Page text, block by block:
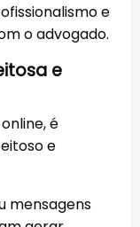
e
o advogado.
e
é
e
mensagens